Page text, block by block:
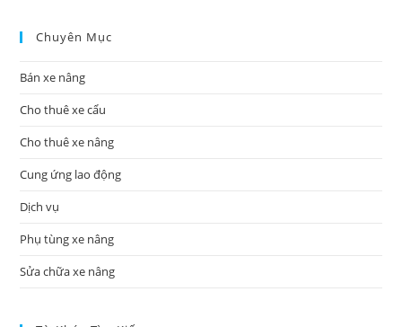
Chuyên Mục
Bán xe nâng
Cho thuê xe cẩu
Cho thuê xe nâng
Cung ứng lao động
Dịch vụ
Phụ tùng xe nâng
Sửa chữa xe nâng